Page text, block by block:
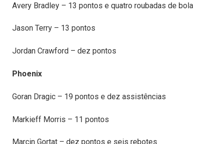
Avery Bradley – 13 pontos e quatro roubadas de bola
Jason Terry – 13 pontos
Jordan Crawford – dez pontos
Phoenix
Goran Dragic – 19 pontos e dez assistências
Markieff Morris – 11 pontos
Marcin Gortat – dez pontos e seis rebotes